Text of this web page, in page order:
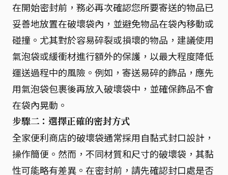
在開始密封前，務必再次確認您所要寄送的物品已
妥善地放置在破壞袋內，並避免物品在袋內移動或
碰撞。尤其對於容易碎裂或損壞的物品，建議使用
氣泡袋或緩衝材進行額外的保護，以最大程度降低
運送過程中的風險。例如，寄送易碎的飾品，應先
用氣泡袋包裹後再放入破壞袋中，並確保飾品不會
在袋內晃動。
步驟二：選擇正確的密封方式
全家便利商店的破壞袋通常採用自黏式封口設計，
操作簡便。然而，不同材質和尺寸的破壞袋，其黏
性可能略有差異。在密封前，請先確認封口處是否